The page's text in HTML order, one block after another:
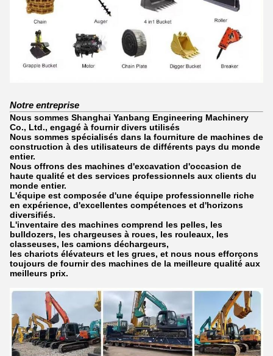
Notre entreprise
Nous sommes Shanghai Yanbang Engineering Machinery
Co., Ltd., engagé à fournir divers utilisés
Nous sommes spécialisés dans la fourniture de machines de
construction à des utilisateurs de différents pays du monde
entier.
Nous offrons des machines d'excavation d'occasion de
haute qualité et des services professionnels aux clients du
monde entier.
L'équipe est composée d'une équipe professionnelle riche
en expérience, d'excellentes compétences et d'horizons
diversifiés.
L'inventaire des machines comprend les pelles, les
bulldozers, les chargeuses à roues, les rouleaux, les
classeuses, les camions déchargeurs,
les chariots élévateurs et les grues, et nous nous efforçons
toujours de fournir des machines de la meilleure qualité aux
meilleurs prix.